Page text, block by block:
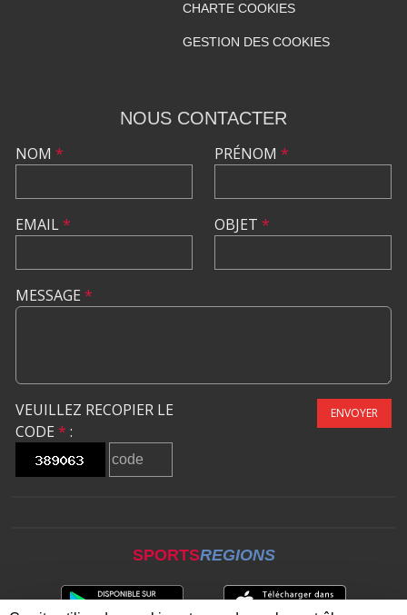
CHARTE COOKIES
GESTION DES COOKIES
NOUS CONTACTER
NOM *
EMAIL*
PRÉNOM *
OBJET *
MESSAGE *
VEUILLEZ RECOPIER LE
CODE * :
ENVOYER
SPORTSREGIONS